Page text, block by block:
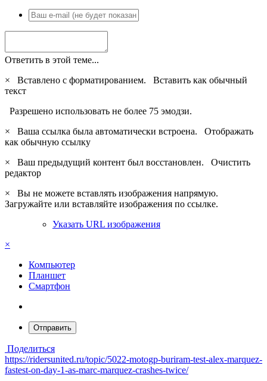
Ответить в этой теме...
×
Вставлено с форматированием. Вставить как обычный
текст
Разрешено использовать не более 75 эмодзи.
×
Ваша ссылка была автоматически встроена. Отображать
как обычную ссылку
×
Ваш предыдущий контент был восстановлен. Очистить
редактор
×
Вы не можете вставлять изображения напрямую.
Загружайте или вставляйте изображения по ссылке.
Указать URL изображения
×
Компьютер
Планшет
Смартфон
Отправить
Поделиться
https://ridersunited.ru/topic/5022-motogp-buriram-test-alex-marquez-
fastest-on-day-1-as-marc-marquez-crashes-twice/